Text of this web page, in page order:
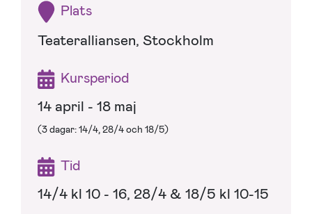
Plats
Teateralliansen, Stockholm
Kursperiod
14 april - 18 maj
(3 dagar: 14/4, 28/4 och 18/5)
Tid
14/4 kl 10 - 16, 28/4 & 18/5 kl 10-15